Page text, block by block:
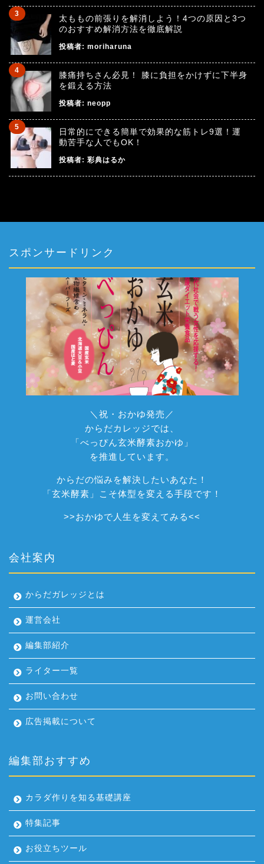
太ももの前張りを解消しよう！4つの原因と3つ
のおすすめ解消方法を徹底解説
投稿者: moriharuna
膝痛持ちさん必見！ 膝に負担をかけずに下半身
を鍛える方法
投稿者: neopp
日常的にできる簡単で効果的な筋トレ9選！運
動苦手な人でもOK！
投稿者: 彩典はるか
スポンサードリンク
＼祝・おかゆ発売／
からだカレッジでは、
「べっぴん玄米酵素おかゆ」
を推進しています。
からだの悩みを解決したいあなた！
「玄米酵素」こそ体型を変える手段です！
>>おかゆで人生を変えてみる<<
会社案内
からだガレッジとは
運営会社
編集部紹介
ライター一覧
お問い合わせ
広告掲載について
編集部おすすめ
カラダ作りを知る基礎講座
特集記事
お役立ちツール